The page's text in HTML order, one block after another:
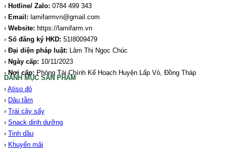
› Hotline/ Zalo: 0784 499 343
› Email: lamifarmvn@gmail.com
› Website: https://lamifarm.vn
› Số đăng ký HKD: 51I8009479
› Đại diện pháp luật: Lâm Thị Ngọc Chúc
› Ngày cấp: 10/11/2023
› Nơi cấp: Phòng Tài Chính Kế Hoạch Huyện Lấp Vò, Đồng Tháp
DANH MỤC SẢN PHẨM
› Atiso đỏ
› Dâu tằm
› Trái cây sấy
› Snack dinh dưỡng
› Tinh dầu
› Khuyến mãi